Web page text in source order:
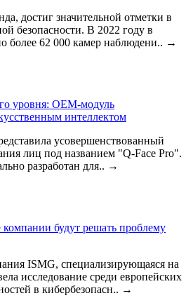
достиг значительной отметки в
безопасности. В 2022 году в
более 62 000 камер наблюдени.. →
уровня: OEM-модуль
интеллектом
усовершенствованный
лиц под названием "Q-Face Pro".
разработан для.. →
будут решать проблему
ISMG, специализирующаяся на
исследование среди европейских
в кибербезопасн.. →